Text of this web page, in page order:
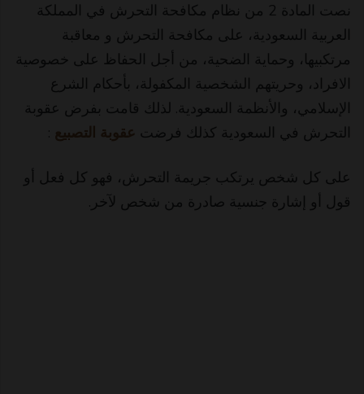
نصت المادة 2 من نظام مكافحة التحرش في المملكة
العربية السعودية، على مكافحة التحرش و معاقبة
مرتكبيها، وحماية الضحية، من أجل الحفاظ على خصوصية
الافراد، وحريتهم الشخصية المكفولة، بأحكام الشرع
الإسلامي، والأنظمة السعودية. لذلك قامت بفرض عقوبة
التحرش في السعودية كذلك فرضت عقوبة التصبيع
على كل شخص يرتكب جريمة التحرش، فهو كل فعل أو
قول أو إشارة جنسية صادرة من شخص لآخر.